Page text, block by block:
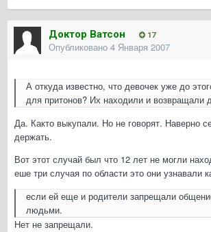
Доктор Ватсон 17
Опубликовано 4 Января 2007
А откуда известно, что девочек уже до
для притонов? Их находили и возвращали
Да. Както выкупали. Но не говорят. Наверно
держать.
Вот этот случай был что 12 лет не могли
еше три случая по области это они узнавали
если ей еще и родители запрещали
людьми.
Нет не запрещали.